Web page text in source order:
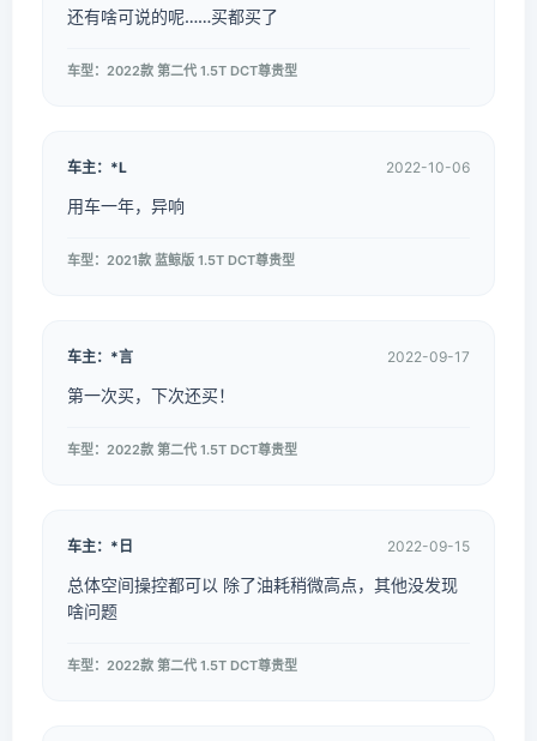
还有啥可说的呢……买都买了
车型：2022款 第二代 1.5T DCT尊贵型
车主：*L 2022-10-06
用车一年，异响
车型：2021款 蓝鲸版 1.5T DCT尊贵型
车主：*言 2022-09-17
第一次买，下次还买！
车型：2022款 第二代 1.5T DCT尊贵型
车主：*日 2022-09-15
总体空间操控都可以 除了油耗稍微高点，其他没发现
啥问题
车型：2022款 第二代 1.5T DCT尊贵型